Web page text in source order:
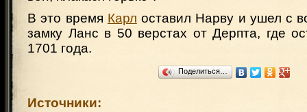
В это время Карл оставил Нарву и ушел с
замку Ланс в 50 верстах от Дерпта, где
1701 года.
Поделиться…
Источники: